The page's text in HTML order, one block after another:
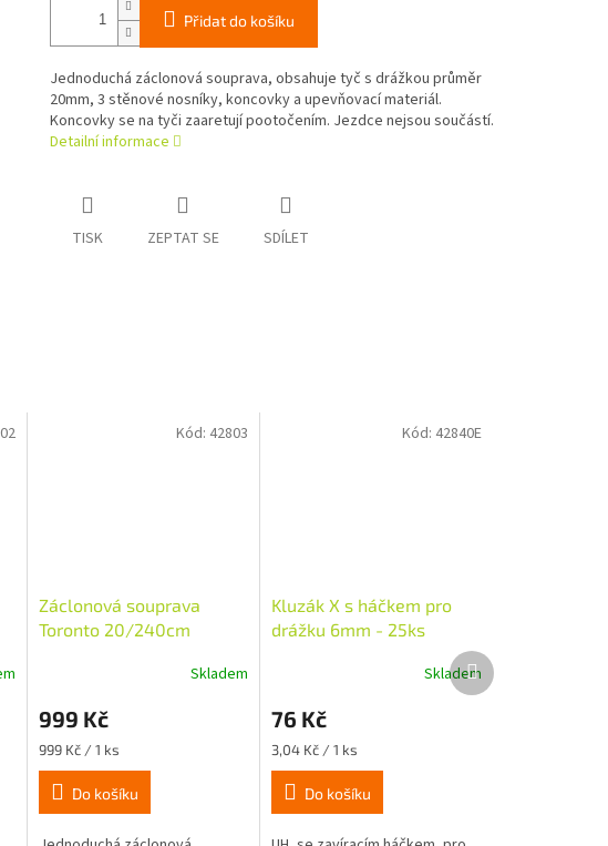
Přidat do košíku
Jednoduchá záclonová souprava, obsahuje tyč s drážkou průměr
20mm, 3 stěnové nosníky, koncovky a upevňovací materiál.
Koncovky se na tyči zaaretují pootočením. Jezdce nejsou součástí.
Detailní informace
TISK ZEPTAT SE SDÍLET
Záclonová souprava
Toronto 20/240cm
Skladem
999 Kč
Měrná
cena:
999 Kč / 1 ks
Do košíku
Kód: 42803
Kluzák X s háčkem pro
drážku 6mm - 25ks
Skladem
76 Kč
Měrná
cena:
3,04 Kč / 1 ks
Do košíku
Kód: 42840E
Další
produkt